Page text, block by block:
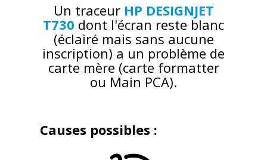
Un traceur HP DESIGNJET
T730 dont l'écran reste blanc
(éclairé mais sans aucune
inscription) a un problème de
carte mère (carte formatter
ou Main PCA).
Causes possibles :